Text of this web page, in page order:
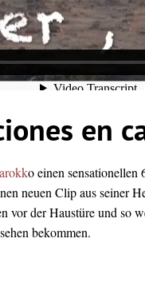
en
o einen sensationellen
neuen Clip aus seiner
vor der Haustüre und so
bekommen.